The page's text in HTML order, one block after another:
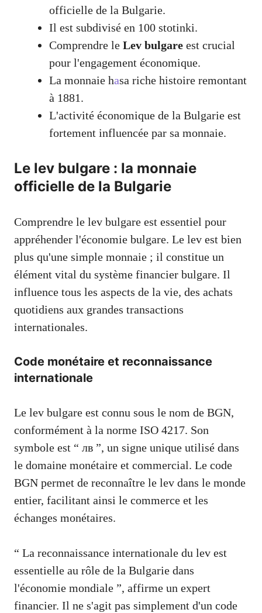
officielle de la Bulgarie.
Il est subdivisé en 100 stotinki.
Comprendre le Lev bulgare est crucial
pour l'engagement économique.
La monnaie hasa riche histoire remontant
à 1881.
L'activité économique de la Bulgarie est
fortement influencée par sa monnaie.
Le lev bulgare : la monnaie
officielle de la Bulgarie
Comprendre le lev bulgare est essentiel pour
appréhender l'économie bulgare. Le lev est bien
plus qu'une simple monnaie ; il constitue un
élément vital du système financier bulgare. Il
influence tous les aspects de la vie, des achats
quotidiens aux grandes transactions
internationales.
Code monétaire et reconnaissance
internationale
Le lev bulgare est connu sous le nom de BGN,
conformément à la norme ISO 4217. Son
symbole est “ лв ”, un signe unique utilisé dans
le domaine monétaire et commercial. Le code
BGN permet de reconnaître le lev dans le monde
entier, facilitant ainsi le commerce et les
échanges monétaires.
“ La reconnaissance internationale du lev est
essentielle au rôle de la Bulgarie dans
l'économie mondiale ”, affirme un expert
financier. Il ne s'agit pas simplement d'un code